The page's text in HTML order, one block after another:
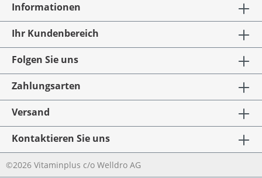
Informationen
Ihr Kundenbereich
Folgen Sie uns
Zahlungsarten
Versand
Kontaktieren Sie uns
©2026 Vitaminplus c/o Welldro AG